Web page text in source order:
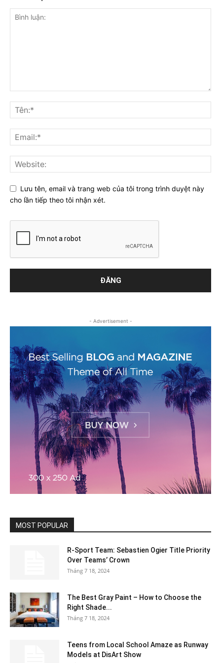
Lưu tên, email và trang web của tôi trong trình duyệt này
cho lần tiếp theo tôi nhận xét.
- Advertisement -
MOST POPULAR
R-Sport Team: Sebastien Ogier Title Priority
Over Teams’ Crown
Tháng 7 18, 2024
The Best Gray Paint – How to Choose the
Right Shade...
Tháng 7 18, 2024
Teens from Local School Amaze as Runway
Models at DisArt Show